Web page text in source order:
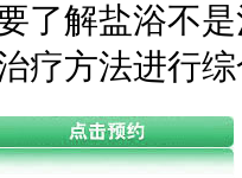
了解盐浴不
疗方法进行